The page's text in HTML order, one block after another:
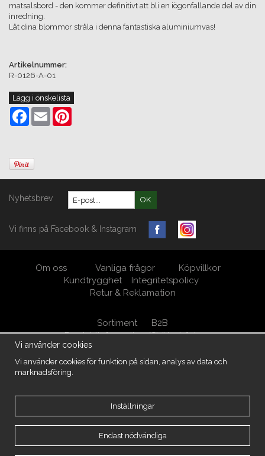
matsalsbord - den kommer definitivt att bli en iögonfallande del av din
inredning.
Låt dina blommor stråla i denna fantastiska aluminiumvas!
Artikelnummer:
R-0126-A-01
Lägg i önskelista
Facebook
Email
Nyhetsbrev OK
Vi finns på Facebook & Instagram
Om oss Vanliga frågor
Köpvillkor
Kundtrygghet
Integritetspolicy
Retur & Reklamation
Sortiment
B2B
Produktinformation/Skötselråd
MöbelKungen/ M.A. West AB Org.nr 556950-5539
031-7880048info@mobelkungen.se
Copyright -2026 MöbelKungen
Vi använder cookies
Vi använder cookies för funktion på sidan, analys av data och
marknadsföring.
Inställningar
Endast nödvändiga